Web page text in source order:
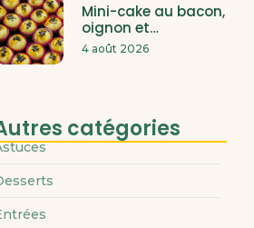
Mini-cake au bacon,
oignon et…
4 août 2026
catégories